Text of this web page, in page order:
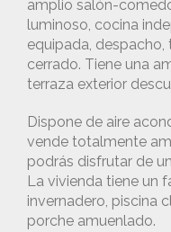
amplio salón-
luminoso, cocina
equipada,
cerrado. Tiene una
terraza exterior
Dispone de aire
vende totalmente
podrás disfrutar de
La vivienda tiene un
invernadero, piscina
porche amuenlado.